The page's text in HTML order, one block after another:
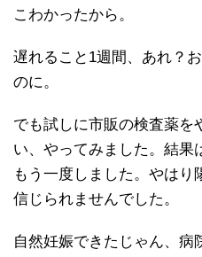
こわかったから。
遅れること1週間、あれ？
のに。
でも試しに市販の検査薬を
い、やってみました。結果
もう一度しました。やはり
信じられませんでした。
自然妊娠できたじゃん、病